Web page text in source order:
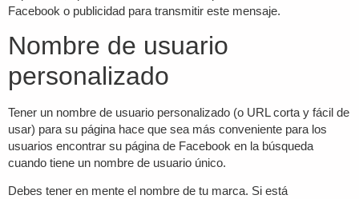
Facebook o publicidad para transmitir este mensaje.
Nombre de usuario
personalizado
Tener un nombre de usuario personalizado (o URL corta y fácil de
usar) para su página hace que sea más conveniente para los
usuarios encontrar su página de Facebook en la búsqueda
cuando tiene un nombre de usuario único.
Debes tener en mente el nombre de tu marca. Si está